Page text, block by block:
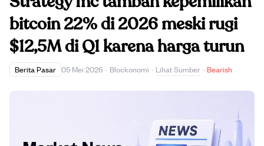
bitcoin 22% di 2026 meski rugi
$12,5M di Q1 karena harga turun
Berita Pasar 05 Mei 2026 · Blockonomi · Lihat Sumber · Bearish